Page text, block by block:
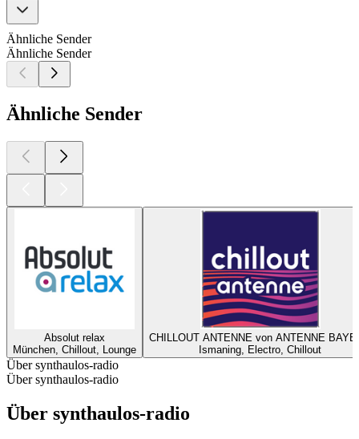
Ähnliche Sender
Ähnliche Sender
Ähnliche Sender
Absolut relax
München, Chillout, Lounge
CHILLOUT ANTENNE von ANTENNE
Ismaning, Electro, Chillout
Über synthaulos-radio
Über synthaulos-radio
Über synthaulos-radio